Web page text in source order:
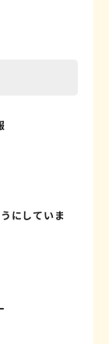
にしていま